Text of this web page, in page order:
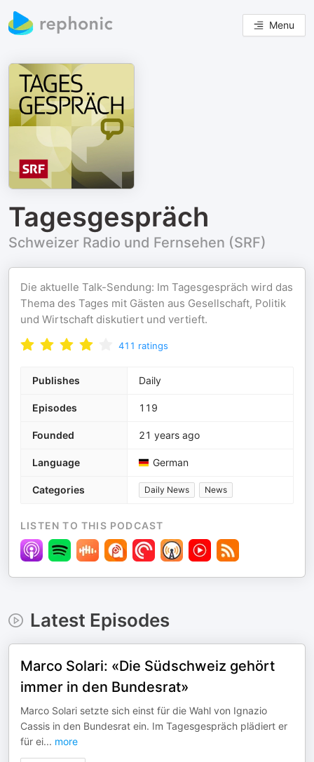
Menu
Tagesgespräch
Schweizer Radio und Fernsehen (SRF)
Die aktuelle Talk-Sendung: Im Tagesgespräch wird das
Thema des Tages mit Gästen aus Gesellschaft, Politik
und Wirtschaft diskutiert und vertieft.
411 ratings
Publishes Daily
Episodes 119
Founded 21 years ago
Language German
Categories Daily News News
LISTEN TO THIS PODCAST
Latest Episodes
Marco Solari: «Die Südschweiz gehört
immer in den Bundesrat»
Marco Solari setzte sich einst für die Wahl von Ignazio
Cassis in den Bundesrat ein. Im Tagesgespräch plädiert er
für ei... more